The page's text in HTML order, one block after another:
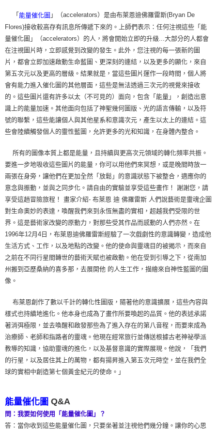
「 能量催化圖 」（accelerators）是由布萊恩迪佛羅雷斯(Bryan De
Flores)接收較高存有訊息所傳遞下來的。上師們表示：任何注視這些「能
量催化圖」（accelerators）的人，將會開始立即的升級...大部分的人都會
在注視圖片時，立即感覺到改變的發生。此外，您注視的每一張新的圖
片，都會立即加速啟動生命藍圖、更深刻的連結，以及更多的顯化，來自
第五次元以及更高的層級。結果就是，當這些圖片運作一段時間，個人將
會有能力進入催化圖的其他層面，這些是無法透過三次元的視覺來接收
的。這些圖片還有許多以太（不可見的）面向，包含「能量」，創造出意
識上的能量加速。其他面向包括了神聖幾何圖版、光的語言傳輸，以及符
號的聯繫，這些能讓個人與其他星系和意識次元，產生以太上的連結。這
些會陸續觸發個人的靈性藍圖，允許更多的光和知識，在身體內整合。
所有的圖像本質上都是能量，且持續與更高次元領域的轉化頻率共振。
要進一步地吸收這些圖片的能量，你可以用他們來冥想，或是晚間時放一
兩張在身旁，讓他們在更加全然「放鬆」的意識狀態下被整合，適應你的
意念與振動，並與之同步化。請自由的實驗並享受這些畫作！ 謝謝您，請
享受這趟冒險旅程！ 畫家介紹- 布萊恩 迪 佛羅雷斯 人們說藝術是靈魂企圖
對生命奧妙的表達，喚醒我們來到永恆無盡的實相，超越我們受限的世
界。這是藝術家改變的原動力，對那些受其作品而感動的人們亦然。在
1996年12月4日，布萊恩迪佛羅雷斯經驗了一次戲劇性的意識轉變，造成他
生活方式、工作，以及地點的改變。他的使命與靈魂目的被揭示，而來自
之前在不同行星間轉世的藝術天賦也被啟動。他在受到引導之下，從南加
州搬到亞歷桑納的喜多那，去展開他 的人生工作，描繪來自神性藍圖的圖
像。
布萊恩創作了數以千計的轉化性圖版，隨著他的意識擴展，這些內容與
樣式也持續地進化。他本身也成為了畫作所要喚起的品質。他的表述承諾
著消弭極限，並去喚醒和啟發那些為了進入存在的第八音程，而要來成為
治療師、老師和指路者的靈魂。他現在經常旅行並傳送根據古老神祕學派
教導的知識，協助靈魂的進化，以及基督意識的實際展現。他說，「我們
的行星，以及居住其上的萬物，都有揚昇進入第五次元時空，並在我們全
球的實相中創造第七個黃金紀元的使命。」
能量催化圖 Q&A
問：我要如何使用「能量催化圖」？
答：當你收到這些能量催化圖，只要坐著並注視他們幾分鐘。讓你的心思